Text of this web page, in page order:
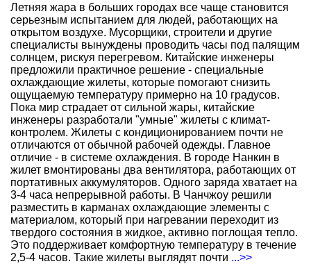
Летняя жара в больших городах все чаще становится
серьезным испытанием для людей, работающих на
открытом воздухе. Мусорщики, строители и другие
специалисты вынуждены проводить часы под палящим
солнцем, рискуя перегревом. Китайские инженеры
предложили практичное решение - специальные
охлаждающие жилеты, которые помогают снизить
ощущаемую температуру примерно на 10 градусов.
Пока мир страдает от сильной жары, китайские
инженеры разработали "умные" жилеты с климат-
контролем. Жилеты с кондиционированием почти не
отличаются от обычной рабочей одежды. Главное
отличие - в системе охлаждения. В городе Нанкин в
жилет вмонтированы два вентилятора, работающих от
портативных аккумуляторов. Одного заряда хватает на
3-4 часа непрерывной работы. В Чанчжоу решили
разместить в карманах охлаждающие элементы с
материалом, который при нагревании переходит из
твердого состояния в жидкое, активно поглощая тепло.
Это поддерживает комфортную температуру в течение
2,5-4 часов. Такие жилеты выглядят почти ...>>